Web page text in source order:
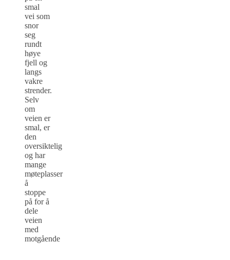
smal
vei som
snor
seg
rundt
høye
fjell og
langs
vakre
strender.
Selv
om
veien er
smal, er
den
oversiktelig
og har
mange
møteplasser
å
stoppe
på for å
dele
veien
med
motgående